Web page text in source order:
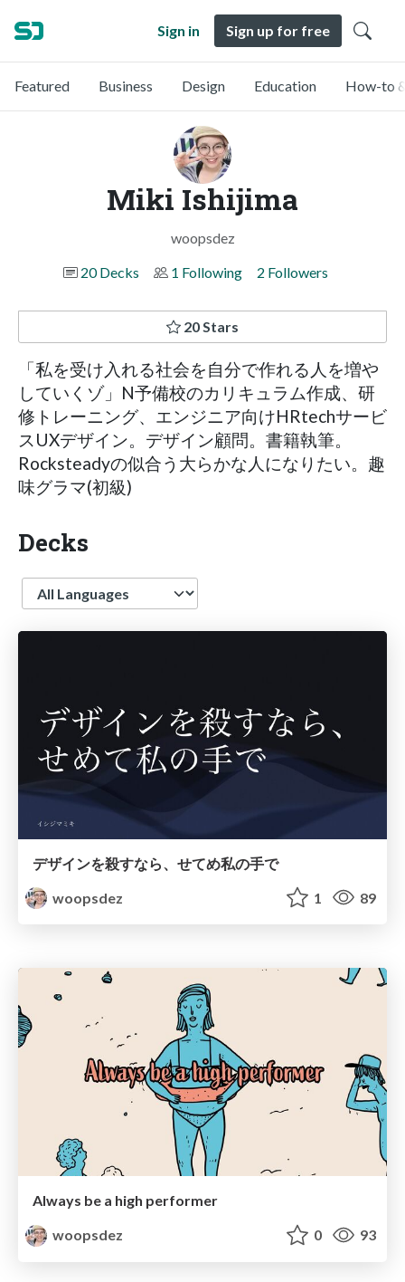
Sign in Sign up for free
Featured Business Design Education How-to
Miki Ishijima
woopsdez
20 Decks
1 Following 2 Followers
20 Stars
「私を受け入れる社会を自分で作れる人を増や
していくゾ」N予備校のカリキュラム作成、研
修トレーニング、エンジニア向けHRtechサービ
スUXデザイン。デザイン顧問。書籍執筆。
Rocksteadyの似合う大らかな人になりたい。趣
味グラマ(初級)
Decks
Language
デザインを殺すなら、せてめ私の手で
woopsdez
1 89
Always be a high performer
woopsdez
0 93